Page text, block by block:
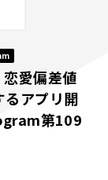
愛偏差値
るアプリ開
第109